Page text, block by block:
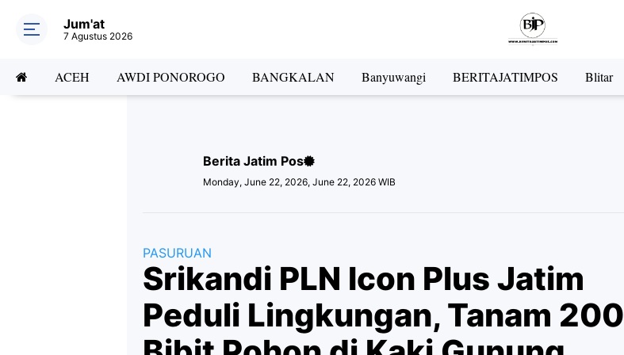
Jum'at
7 Agustus 2026
ACEH AWDI PONOROGO BANGKALAN Banyuwangi BERITAJATIMPOS Blitar
Berita Jatim Pos
Monday, June 22, 2026, June 22, 2026 WIB
PASURUAN
Srikandi PLN Icon Plus Jatim
Peduli Lingkungan, Tanam 200